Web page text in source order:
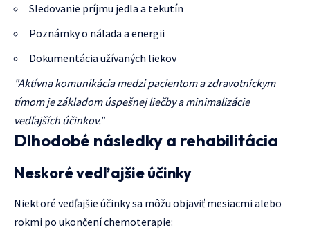
Sledovanie príjmu jedla a tekutín
Poznámky o nálada a energii
Dokumentácia užívaných liekov
"Aktívna komunikácia medzi pacientom a zdravotníckym
tímom je základom úspešnej liečby a minimalizácie
vedľajších účinkov."
Dlhodobé následky a rehabilitácia
Neskoré vedľajšie účinky
Niektoré vedľajšie účinky sa môžu objaviť mesiacmi alebo
rokmi po ukončení chemoterapie: